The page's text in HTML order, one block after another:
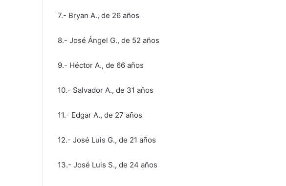
7.- Bryan A., de 26 años
8.- José Ángel G., de 52 años
9.- Héctor A., de 66 años
10.- Salvador A., de 31 años
11.- Edgar A., de 27 años
12.- José Luis G., de 21 años
13.- José Luis S., de 24 años